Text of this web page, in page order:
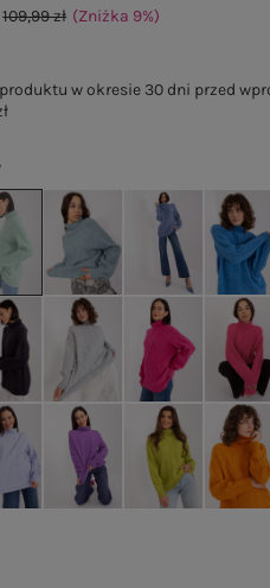
109,99 zł (Zniżka 9%)
w okresie 30 dni przed